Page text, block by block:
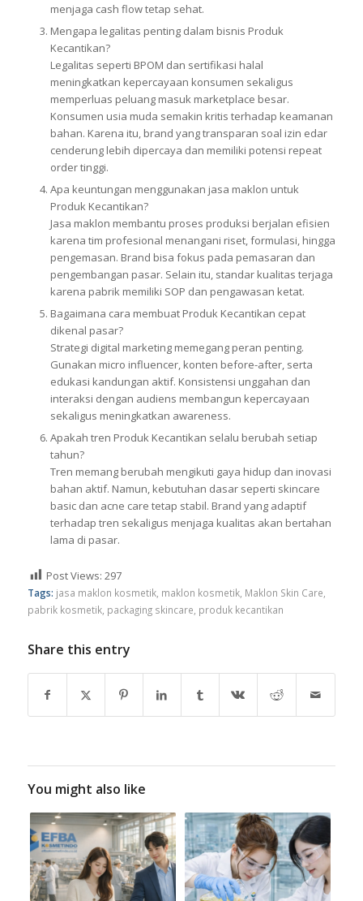
menjaga cash flow tetap sehat.
Mengapa legalitas penting dalam bisnis Produk
Kecantikan?
Legalitas seperti BPOM dan sertifikasi halal
meningkatkan kepercayaan konsumen sekaligus
memperluas peluang masuk marketplace besar.
Konsumen usia muda semakin kritis terhadap keamanan
bahan. Karena itu, brand yang transparan soal izin edar
cenderung lebih dipercaya dan memiliki potensi repeat
order tinggi.
Apa keuntungan menggunakan jasa maklon untuk
Produk Kecantikan?
Jasa maklon membantu proses produksi berjalan efisien
karena tim profesional menangani riset, formulasi, hingga
pengemasan. Brand bisa fokus pada pemasaran dan
pengembangan pasar. Selain itu, standar kualitas terjaga
karena pabrik memiliki SOP dan pengawasan ketat.
Bagaimana cara membuat Produk Kecantikan cepat
dikenal pasar?
Strategi digital marketing memegang peran penting.
Gunakan micro influencer, konten before-after, serta
edukasi kandungan aktif. Konsistensi unggahan dan
interaksi dengan audiens membangun kepercayaan
sekaligus meningkatkan awareness.
Apakah tren Produk Kecantikan selalu berubah setiap
tahun?
Tren memang berubah mengikuti gaya hidup dan inovasi
bahan aktif. Namun, kebutuhan dasar seperti skincare
basic dan acne care tetap stabil. Brand yang adaptif
terhadap tren sekaligus menjaga kualitas akan bertahan
lama di pasar.
Post Views: 297
Tags: jasa maklon kosmetik, maklon kosmetik, Maklon Skin Care
pabrik kosmetik, packaging skincare produk kecantikan
Share this entry
You might also like